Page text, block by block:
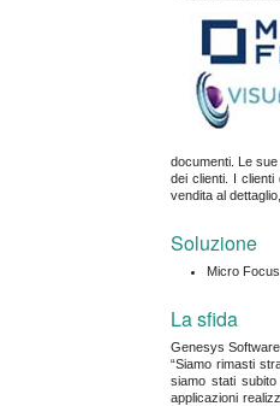
documenti. Le
dei clienti. I clienti
vendita al
Soluzione
Micro
La sfida
Genesys
“Siamo rimasti
siamo stati
applicazioni